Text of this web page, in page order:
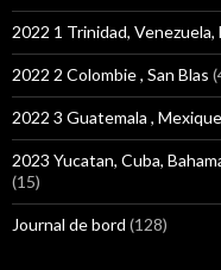
2022 1 Trinidad, Venezuela,
2022 2 Colombie , San Blas
2022 3 Guatemala , Mexique
2023 Yucatan, Cuba,
(15)
Journal de bord (128)